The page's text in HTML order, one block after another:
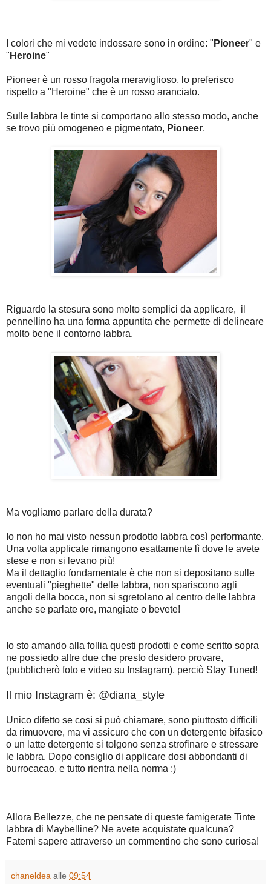
I colori che mi vedete indossare sono in ordine: " Pioneer" e
" Heroine"
Pioneer è un rosso fragola meraviglioso, lo preferisco
rispetto a "Heroine" che è un rosso aranciato.
Sulle labbra le tinte si comportano allo stesso modo, anche
se trovo più omogeneo e pigmentato, Pioneer.
Riguardo la stesura sono molto semplici da applicare, il
pennellino ha una forma appuntita che permette di delineare
molto bene il contorno labbra.
Ma vogliamo parlare della durata?
Io non ho mai visto nessun prodotto labbra così performante.
Una volta applicate rimangono esattamente lì dove le avete
stese e non si levano più!
Ma il dettaglio fondamentale è che non si depositano sulle
eventuali "pieghette" delle labbra, non spariscono agli
angoli della bocca, non si sgretolano al centro delle labbra
anche se parlate ore, mangiate o bevete!
Io sto amando alla follia questi prodotti e come scritto sopra
ne possiedo altre due che presto desidero provare,
(pubblicherò foto e video su Instagram), perciò Stay Tuned!
Il mio Instagram è: @diana_style
Unico difetto se così si può chiamare, sono piuttosto difficili
da rimuovere, ma vi assicuro che con un detergente bifasico
o un latte detergente si tolgono senza strofinare e stressare
le labbra. Dopo consiglio di applicare dosi abbondanti di
burrocacao, e tutto rientra nella norma :)
Allora Bellezze, che ne pensate di queste famigerate Tinte
labbra di Maybelline? Ne avete acquistate qualcuna?
Fatemi sapere attraverso un commentino che sono curiosa!
chaneldea alle 09:54